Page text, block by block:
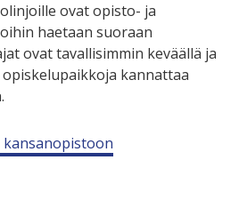
ovat opisto- ja
haetaan suoraan
ovat tavallisimmin keväällä ja
kannattaa
kansanopistoon